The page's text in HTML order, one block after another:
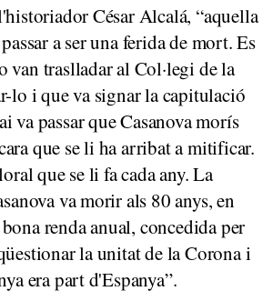
César Alcalá, “aquella
a ser una ferida de mort. Es
van traslladar al Col·legi de la
lo i que va signar la capitulació
va passar que Casanova morís
que se li ha arribat a mitificar.
que se li fa cada any. La
va morir als 80 anys, en
renda anual, concedida per
la unitat de la Corona i
era part d'Espanya”.